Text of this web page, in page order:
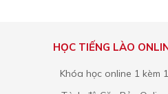
HỌC TIẾNG LÀO
Khóa học online 1 kèm